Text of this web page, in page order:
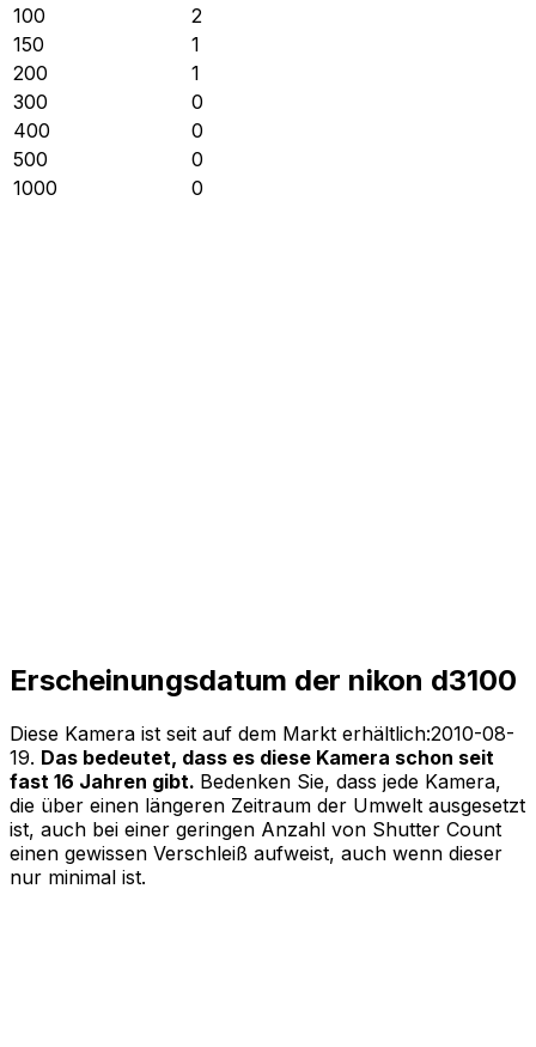
100
2
150
1
200
1
300
0
400
0
500
0
1000
0
Erscheinungsdatum der nikon d3100
Diese Kamera ist seit auf dem Markt erhältlich:2010-08-
19. Das bedeutet, dass es diese Kamera schon seit
fast 16 Jahren gibt. Bedenken Sie, dass jede Kamera,
die über einen längeren Zeitraum der Umwelt ausgesetzt
ist, auch bei einer geringen Anzahl von Shutter Count
einen gewissen Verschleiß aufweist, auch wenn dieser
nur minimal ist.